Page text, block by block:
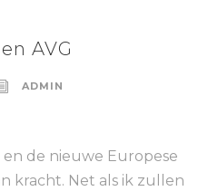
AVG
ADMIN
de nieuwe Europese
kracht. Net als ik zullen